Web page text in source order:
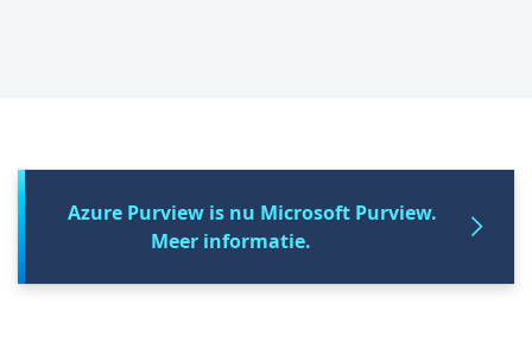
Azure Purview is nu Microsoft Purview.
Meer informatie.